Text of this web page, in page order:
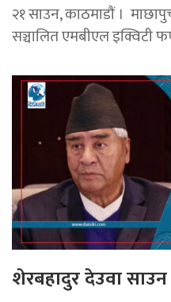
२१ साउन, काठमाडाैं ।
सञ्चालित एमबीएल इक्विटी
शेरबहादुर देउवा